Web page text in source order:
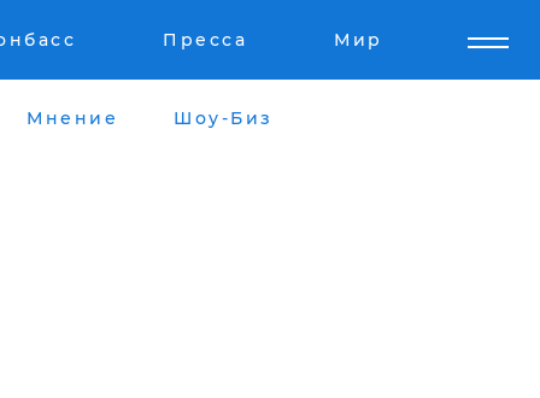
Пресса Мир
Мнение Шоу-Биз